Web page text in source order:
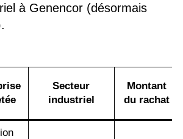
à Genencor (désormais
Secteur
industriel
Montant
du rachat